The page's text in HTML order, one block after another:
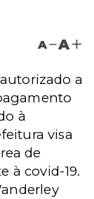
A A
a
à
visa
de
à covid-19.